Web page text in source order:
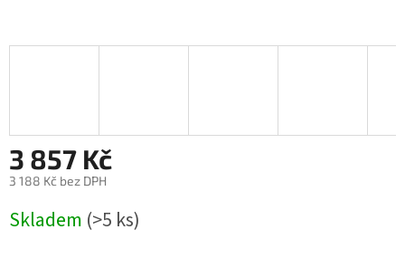
3 857 Kč
3 188 Kč bez DPH
cena:
Skladem (>5 ks)